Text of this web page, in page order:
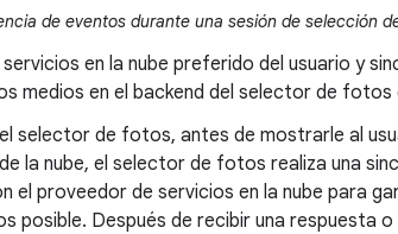
de eventos durante una sesión de selección
en la nube preferido del usuario y
medios en el backend del selector de fotos
selector de fotos, antes de mostrarle al
la nube, el selector de fotos realiza una
el proveedor de servicios en la nube para
posible. Después de recibir una respuesta o